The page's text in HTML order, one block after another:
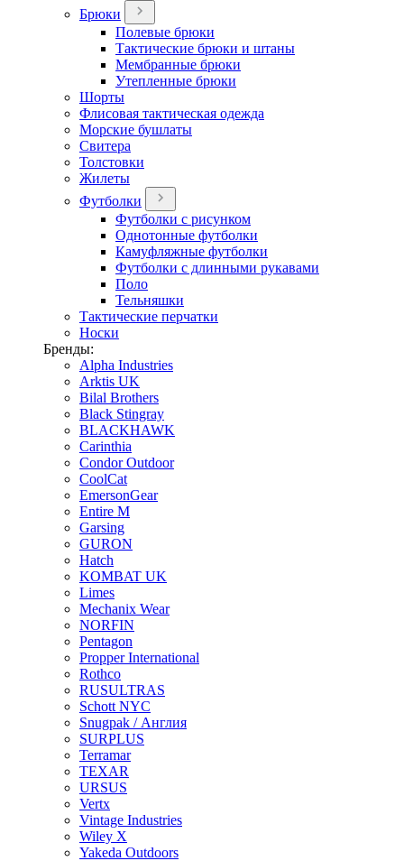
Брюки
Полевые брюки
Тактические брюки и штаны
Мембранные брюки
Утепленные брюки
Шорты
Флисовая тактическая одежда
Морские бушлаты
Свитера
Толстовки
Жилеты
Футболки
Футболки с рисунком
Однотонные футболки
Камуфляжные футболки
Футболки с длинными рукавами
Поло
Тельняшки
Тактические перчатки
Носки
Бренды:
Alpha Industries
Arktis UK
Bilal Brothers
Black Stingray
BLACKHAWK
Carinthia
Condor Outdoor
CoolCat
EmersonGear
Entire M
Garsing
GURON
Hatch
KOMBAT UK
Limes
Mechanix Wear
NORFIN
Pentagon
Propper International
Rothco
RUSULTRAS
Schott NYC
Snugpak / Англия
SURPLUS
Terramar
TEXAR
URSUS
Vertx
Vintage Industries
Wiley X
Yakeda Outdoors